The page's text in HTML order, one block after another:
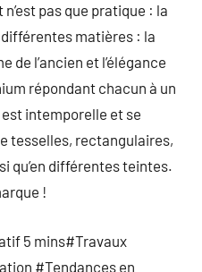
n’est pas que pratique : la
matières : la
de l’ancien et l’élégance
répondant chacun à un
intemporelle et se
tesselles, rectangulaires,
qu’en différentes teintes.
!
5 mins#Travaux
#Tendances en